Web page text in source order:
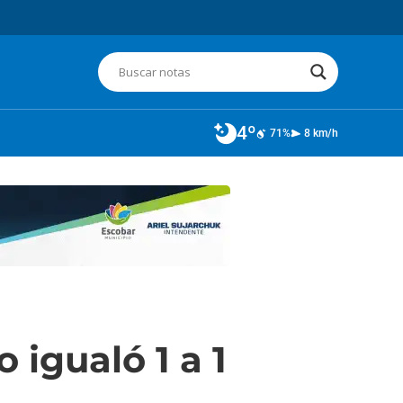
4º 71% 8 km/h
1 a 1